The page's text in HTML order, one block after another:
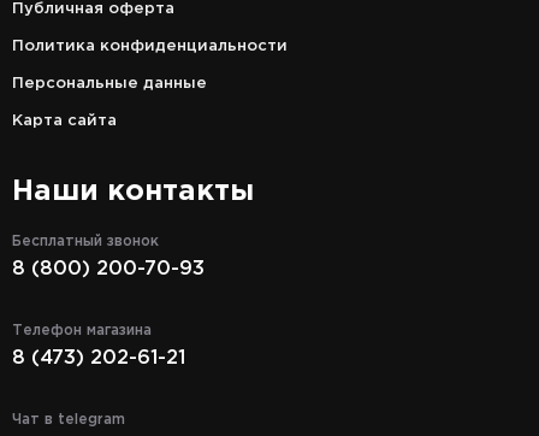
Публичная оферта
Политика конфиденциальности
Персональные данные
Карта сайта
Наши контакты
Бесплатный звонок
8 (800) 200-70-93
Телефон магазина
8 (473) 202-61-21
Чат в telegram